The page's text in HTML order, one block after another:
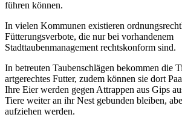
führen können.
In vielen Kommunen existieren
Fütterungsverbote, die nur bei vorhandenem
Stadttaubenmanagement rechtskonform sind.
In betreuten Taubenschlägen bekommen die
artgerechtes Futter, zudem können sie dort
Ihre Eier werden gegen Attrappen aus Gips
Tiere weiter an ihr Nest gebunden bleiben,
aufziehen werden.